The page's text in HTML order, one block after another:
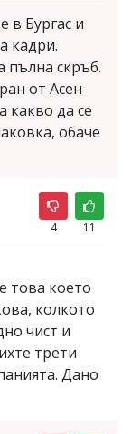
в Бургас и
кадри.
пълна скръб.
от Асен
какво да се
обаче
4 11
това което
колкото
чист и
трети
Дано